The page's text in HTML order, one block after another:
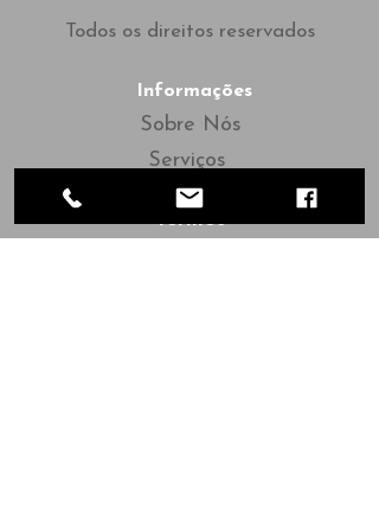
Todos os direitos reservados
Informações
Sobre Nós
Serviços
Termos